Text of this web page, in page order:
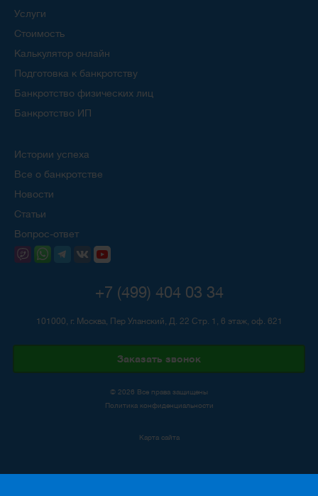
Услуги
Стоимость
Калькулятор онлайн
Подготовка к банкротству
Банкротство физических лиц
Банкротство ИП
Истории успеха
Все о банкротстве
Новости
Статьи
Вопрос-ответ
+7 (499) 404 03 34
101000, г. Москва, Пер Уланский, Д. 22 Стр. 1, 6 этаж, оф. 621
Заказать звонок
© 2026 Все права защищены
Политика конфиденциальности
Карта сайта